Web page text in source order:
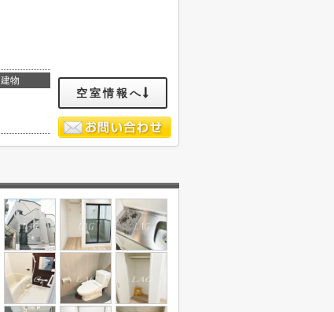
建物
空室情報へ